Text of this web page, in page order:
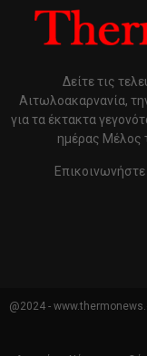
Δείτε τις
Αιτωλοακαρνανία,
για τα έκτακτα
ημέρας Μέλος
Επικοινωνήστε
@2024 -